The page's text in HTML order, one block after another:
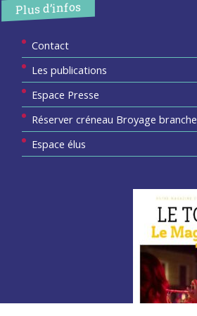
Plus d’infos
Contact
Les publications
Espace Presse
Réserver créneau Broyage branche
Espace élus